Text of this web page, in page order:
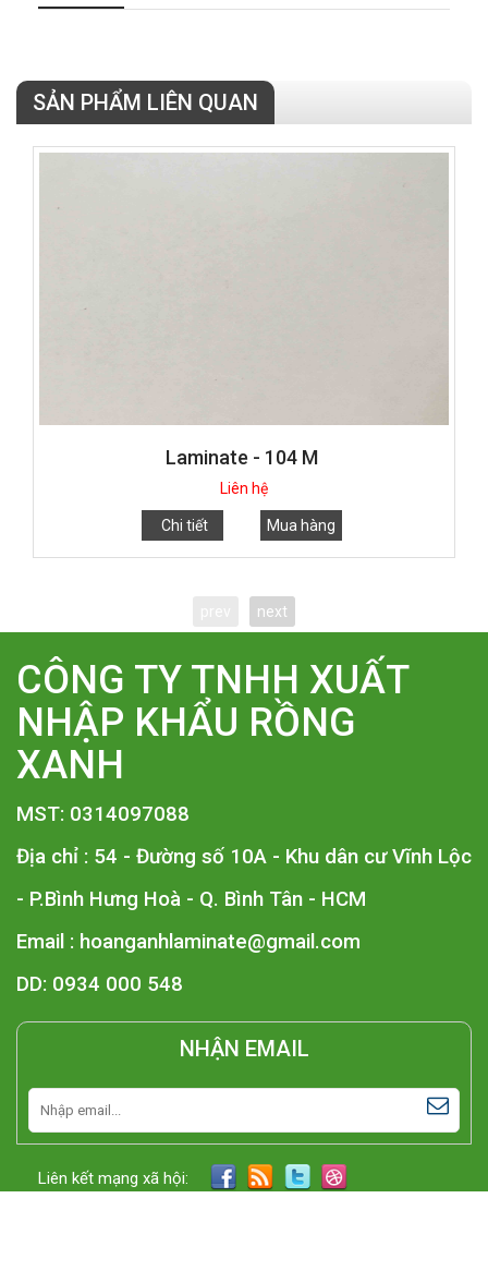
SẢN PHẨM LIÊN QUAN
Laminate - 104 M
Liên hệ
Chi tiết Mua hàng
next
CÔNG TY TNHH XUẤT
NHẬP KHẨU RỒNG
XANH
MST: 0314097088
Địa chỉ : 54 - Đường số 10A - Khu dân cư Vĩnh Lộc
- P.Bình Hưng Hoà - Q. Bình Tân - HCM
Email : hoanganhlaminate@gmail.com
DD: 0934 000 548
NHẬN EMAIL
Liên kết mạng xã hội: